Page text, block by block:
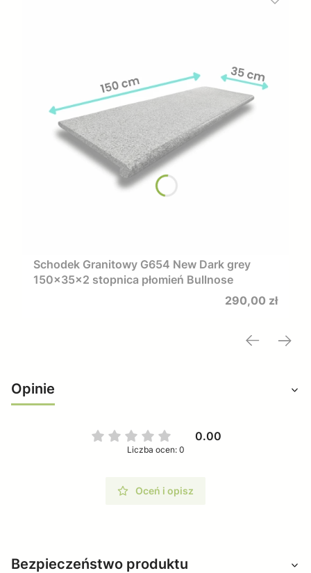
Schodek Granitowy G654 New Dark grey
150x35x2 stopnica płomień Bullnose
Cena
290,00 zł
Opinie
0.00
Liczba ocen: 0
Oceń i opisz
Bezpieczeństwo produktu